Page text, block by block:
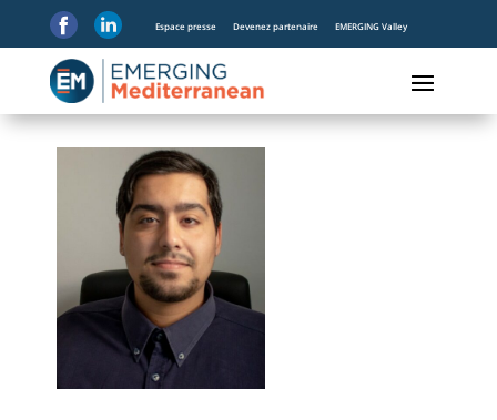
Espace presse Devenez partenaire EMERGING Valley